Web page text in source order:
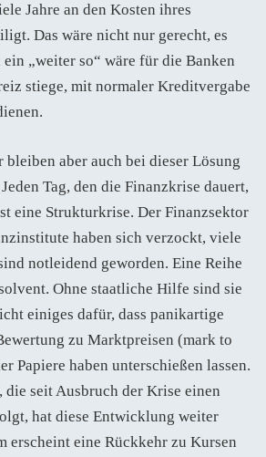
Jahre an den Kosten ihres
Das wäre nicht nur gerecht, es
„weiter so“ wäre für die Banken
stiege, mit normaler Kreditvergabe
bleiben aber auch bei dieser Lösung
Tag, den die Finanzkrise dauert,
eine Strukturkrise. Der Finanzsektor
haben sich verzockt, viele
notleidend geworden. Eine Reihe
Ohne staatliche Hilfe sind sie
einiges dafür, dass panikartige
zu Marktpreisen (mark to
Papiere haben unterschießen lassen.
seit Ausbruch der Krise einen
hat diese Entwicklung weiter
erscheint eine Rückkehr zu Kursen